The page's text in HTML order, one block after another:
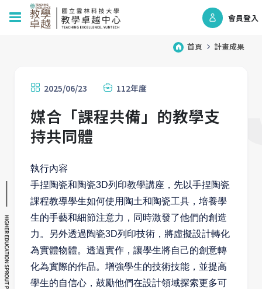
會員登入
首頁 計畫成果
2025/06/23 112年度
媒合「課程共備」的教學支
持共同體
執行內容
手捏陶瓷和陶瓷3D列印教學講座，先以手捏陶瓷
課程教導學生如何使用陶土和陶瓷工具，培養學
生的手藝和細節注意力，同時激發了他們的創造
力。另外透過陶瓷3D列印技術，將虛擬設計轉化
為實體物體。透過實作，讓學生將自己的創意轉
化為實際的作品。增強學生的技術技能，並提高
學生的自信心，鼓勵他們在設計領域探索更多可